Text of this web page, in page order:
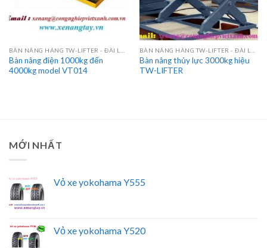
Bàn nâng điện 1000kg đến
4000kg model VT014
Bàn nâng thủy lực 3000kg hiệu
TW-LIFTER
MỚI NHẤT
Vỏ xe yokohama Y555
Vỏ xe yokohama Y520